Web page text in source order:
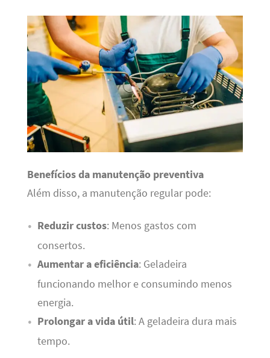
Benefícios da manutenção preventiva
Além disso, a manutenção regular pode:
Reduzir custos: Menos gastos com
consertos.
Aumentar a eficiência: Geladeira
funcionando melhor e consumindo menos
energia.
Prolongar a vida útil: A geladeira dura mais
tempo.